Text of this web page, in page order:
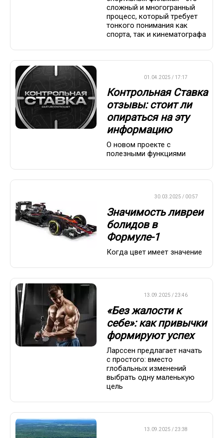
сложный и многогранный
процесс, который требует
тонкого понимания как
спорта, так и кинематографа
01.04.2025 / 17:17
Контрольная Ставка
отзывы: стоит ли
опираться на эту
информацию
О новом проекте с
полезными функциями
30.03.2025 / 00:57
Значимость ливреи
болидов в
Формуле-1
Когда цвет имеет значение
13.09.2025 / 23:46
«Без жалости к
себе»: как привычки
формируют успех
Ларссен предлагает начать
с простого: вместо
глобальных изменений
выбрать одну маленькую
цель
13.09.2025 / 23:38